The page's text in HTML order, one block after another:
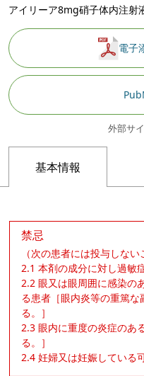
アイリーア8mg硝子体内注
電子
外部サ
基本情報
禁忌
（次の患者には投与しない
2.1 本剤の成分に対し過敏
2.2 眼又は眼周囲に感染の
る患者［眼内炎等の重篤
る。］
2.3 眼内に重度の炎症のあ
る。］
2.4 妊婦又は妊娠している